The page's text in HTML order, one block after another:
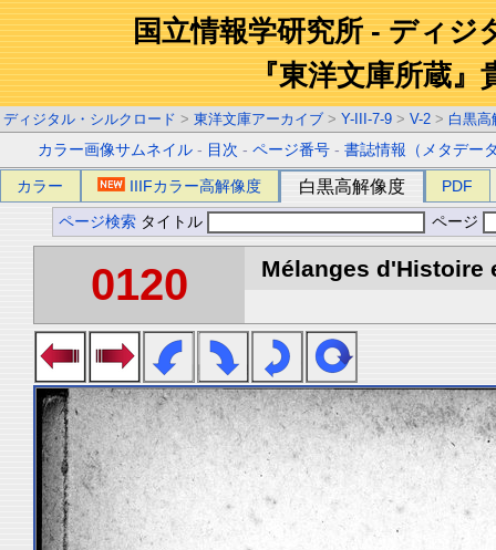
国立情報学研究所 - ディジ
『東洋文庫所蔵』
ディジタル・シルクロード > 東洋文庫アーカイブ > Y-III-7-9 > V-2 > 白黒高
カラー画像サムネイル - 目次 -ページ番号 -書誌情報（メタデー
カラー IIIFカラー高解像度 白黒高解像度 PDF
ページ検索 タイトル ページ
0120 Mélanges d'Histoire